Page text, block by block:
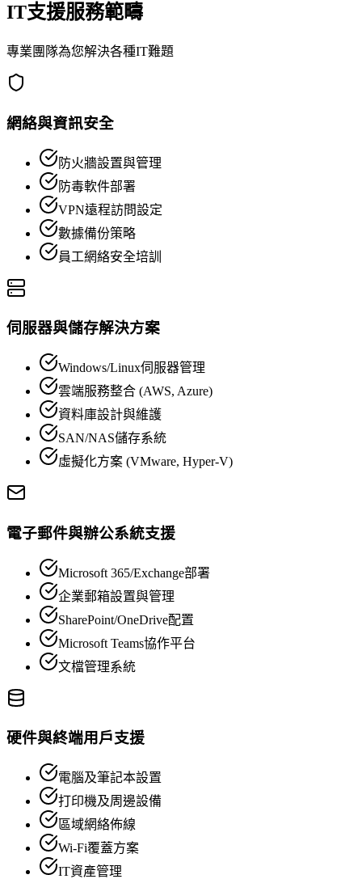
IT支援服務範疇
專業團隊為您解決各種IT難題
網絡與資訊安全
防火牆設置與管理
防毒軟件部署
VPN遠程訪問設定
數據備份策略
員工網絡安全培訓
伺服器與儲存解決方案
Windows/Linux伺服器管理
雲端服務整合 (AWS, Azure)
資料庫設計與維護
SAN/NAS儲存系統
虛擬化方案 (VMware, Hyper-V)
電子郵件與辦公系統支援
Microsoft 365/Exchange部署
企業郵箱設置與管理
SharePoint/OneDrive配置
Microsoft Teams協作平台
文檔管理系統
硬件與終端用戶支援
電腦及筆記本設置
打印機及周邊設備
區域網絡佈線
Wi-Fi覆蓋方案
IT資產管理